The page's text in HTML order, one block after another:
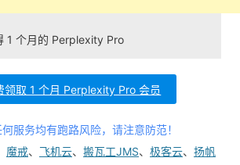
1 个月的 Perplexity Pro
领取 1 个月 Perplexity Pro 会员
服务均有跑路风险，请注意防范！
魔戒、 飞机云、 搬瓦工JMS、 极客云、 扬帆